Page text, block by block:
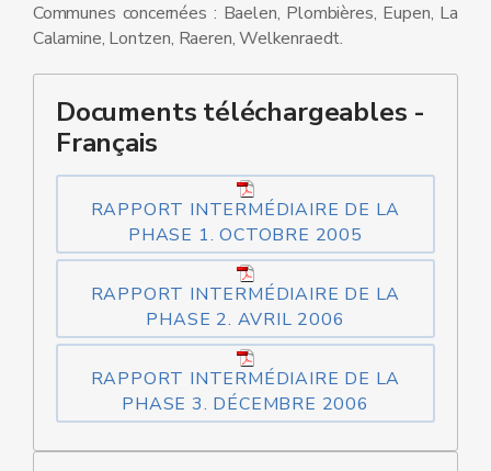
Communes concernées : Baelen, Plombières, Eupen, La
Calamine, Lontzen, Raeren, Welkenraedt.
Documents téléchargeables -
Français
RAPPORT INTERMÉDIAIRE DE LA
PHASE 1. OCTOBRE 2005
RAPPORT INTERMÉDIAIRE DE LA
PHASE 2. AVRIL 2006
RAPPORT INTERMÉDIAIRE DE LA
PHASE 3. DÉCEMBRE 2006